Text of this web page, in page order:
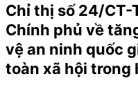
Chỉ thị số 24/
Chính phủ về
vệ an ninh quốc
toàn xã hội trong